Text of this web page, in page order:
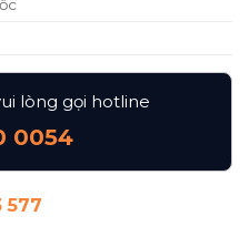
lòng gọi hotline
0054
577